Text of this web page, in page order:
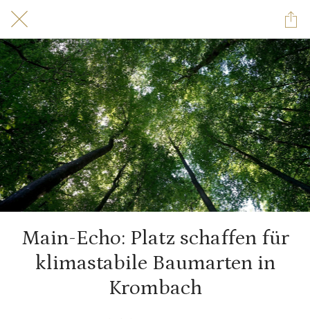
Main-Echo: Platz schaf­fen für
klima­stabile Baum­arten in
Krombach